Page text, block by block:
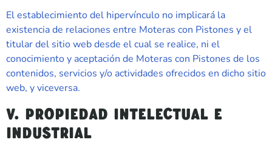
El establecimiento del hipervínculo no implicará la
existencia de relaciones entre Moteras con Pistones y el
titular del sitio web desde el cual se realice, ni el
conocimiento y aceptación de Moteras con Pistones de los
contenidos, servicios y/o actividades ofrecidos en dicho sitio
web, y viceversa.
V. PROPIEDAD INTELECTUAL E
INDUSTRIAL